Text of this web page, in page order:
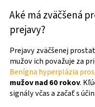
Aké má zväčšená
prejavy?
Prejavy zväčšenej
mužov ich považuje za
Benígna hyperplázia
mužov nad 60 rokov.
signály včas a začať s